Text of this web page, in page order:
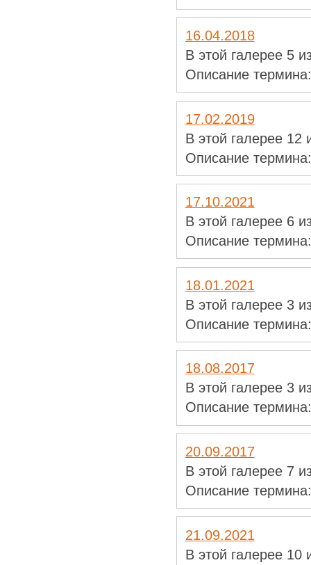
16.04.2018
В этой галерее 5
Описание термина:
17.02.2019
В этой галерее 12
Описание термина:
17.10.2021
В этой галерее 6
Описание термина:
18.01.2021
В этой галерее 3
Описание термина:
18.08.2017
В этой галерее 3
Описание термина:
20.09.2017
В этой галерее 7
Описание термина:
21.09.2021
В этой галерее 10